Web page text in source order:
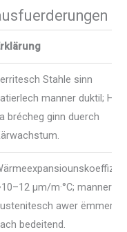
Stahle sinn
manner duktil;
brécheg ginn duerch
µm/m·°C; manner
awer ëmmer
bedeitend.